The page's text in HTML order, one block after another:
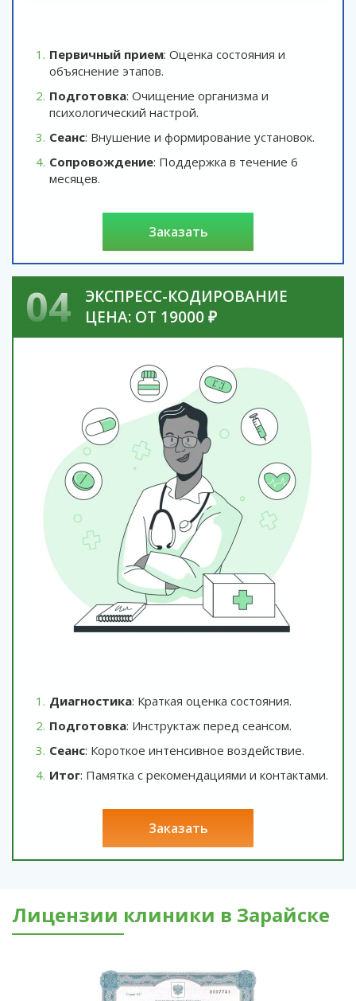
Первичный прием: Оценка состояния и
объяснение этапов.
Подготовка: Очищение организма и
психологический настрой.
Сеанс: Внушение и формирование установок.
Сопровождение: Поддержка в течение 6
месяцев.
заказать
04
ЭКСПРЕСС-КОДИРОВАНИЕ
ЦЕНА: ОТ 19000 ₽
Диагностика: Краткая оценка состояния.
Подготовка: Инструктаж перед сеансом.
Сеанс: Короткое интенсивное воздействие.
Итог: Памятка с рекомендациями и контактами.
заказать
Лицензии клиники в Зарайске